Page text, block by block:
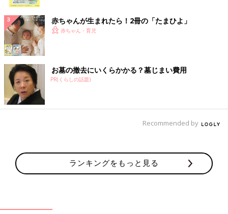
赤ちゃんが生まれたら！2冊の「たまひよ」
赤ちゃん・育児
お墓の撤去にいくらかかる？墓じまい費用
PR(くらしの話題)
Recommended by
ランキングをもっと見る